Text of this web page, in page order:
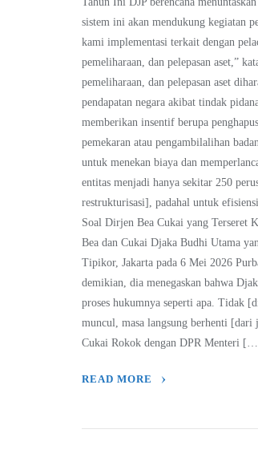
sistem ini akan mendukung kegiatan
kami implementasi terkait dengan
pemeliharaan, dan pelepasan aset,”
pemeliharaan, dan pelepasan aset
pendapatan negara akibat tindak
memberikan insentif berupa
pemekaran atau pengambilalihan
untuk menekan biaya dan
entitas menjadi hanya sekitar 250
restrukturisasi], padahal untuk
Soal Dirjen Bea Cukai yang Terseret
Bea dan Cukai Djaka Budhi Utama
Tipikor, Jakarta pada 6 Mei 2026
demikian, dia menegaskan bahwa
proses hukumnya seperti apa. Tidak
muncul, masa langsung berhenti
Cukai Rokok dengan DPR Menteri
READ MORE